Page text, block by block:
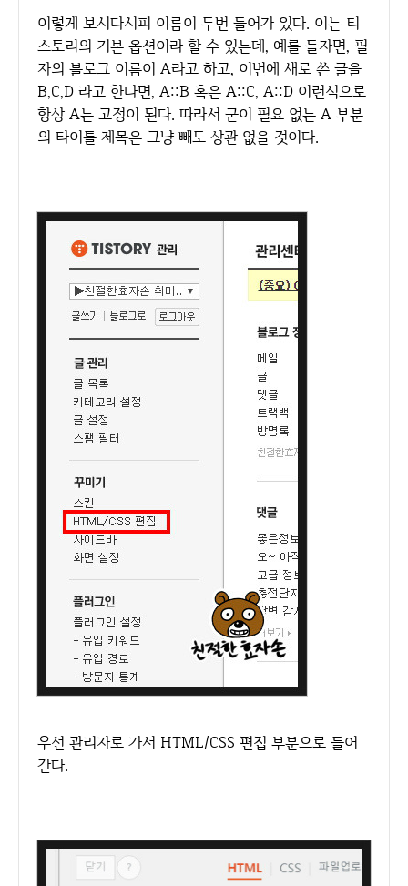
이렇게 보시다시피 이름이 두번 들어가 있다. 이는 티
스토리의 기본 옵션이라 할 수 있는데, 예를 들자면, 필
자의 블로그 이름이 A라고 하고, 이번에 새로 쓴 글을
B,C,D 라고 한다면, A::B 혹은 A::C, A::D 이런식으로
항상 A는 고정이 된다. 따라서 굳이 필요 없는 A 부분
의 타이틀 제목은 그냥 빼도 상관 없을 것이다.
우선 관리자로 가서 HTML/CSS 편집 부분으로 들어
간다.